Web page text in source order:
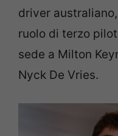
driver
ruolo di terzo
sede a Milton
Nyck De Vries.